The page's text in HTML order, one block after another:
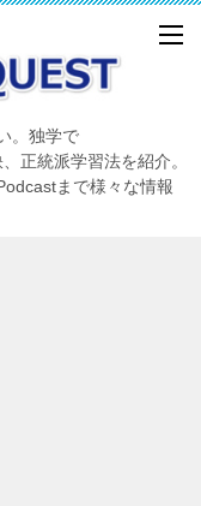
。独学で
正統派学習法を紹介。
まで様々な情報